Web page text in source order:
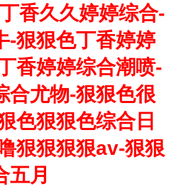
香久久婷婷综合-
-狠狠色丁香婷婷
香婷婷综合潮喷-
合尤物-狠狠色很
色狠狠色综合日
狠狠狠狠av-狠狠
五月